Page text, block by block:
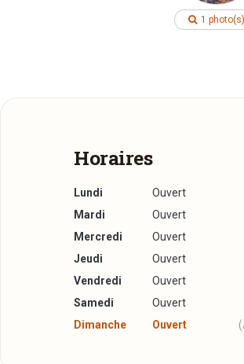
1 photo(s)
Horaires
Lundi
Ouvert
Mardi
Ouvert
Mercredi
Ouvert
Jeudi
Ouvert
Vendredi
Ouvert
Samedi
Ouvert
Dimanche
Ouvert